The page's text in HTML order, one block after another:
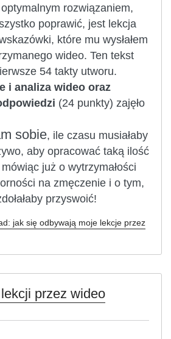
rozwiązaniem,
poprawić, jest lekcja
które mu wysłałem
wideo. Ten tekst
54 takty utworu.
i analiza wideo oraz
(24 punkty) zajęło
sobie, ile czasu musiałaby
aby opracować taką ilość
już o wytrzymałości
na zmęczenie i o tym,
przyswoić!
jak się odbywają moje lekcje przez
przez wideo